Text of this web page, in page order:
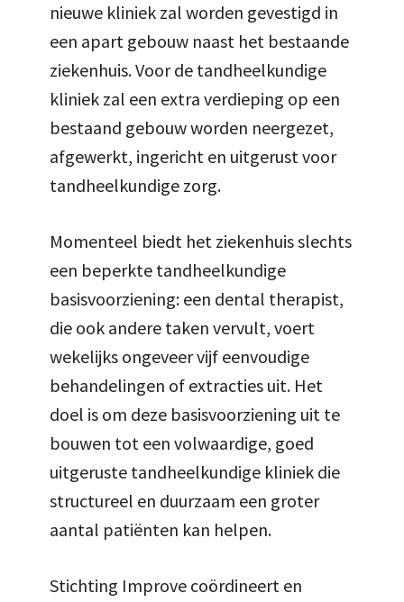
nieuwe kliniek zal worden gevestigd in
een apart gebouw naast het bestaande
ziekenhuis. Voor de tandheelkundige
kliniek zal een extra verdieping op een
bestaand gebouw worden neergezet,
afgewerkt, ingericht en uitgerust voor
tandheelkundige zorg.
Momenteel biedt het ziekenhuis slechts
een beperkte tandheelkundige
basisvoorziening: een dental therapist,
die ook andere taken vervult, voert
wekelijks ongeveer vijf eenvoudige
behandelingen of extracties uit. Het
doel is om deze basisvoorziening uit te
bouwen tot een volwaardige, goed
uitgeruste tandheelkundige kliniek die
structureel en duurzaam een groter
aantal patiënten kan helpen.
Stichting Improve coördineert en